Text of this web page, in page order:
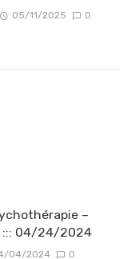
05/11/2025 0
–
::: 04/24/2024
04/2024 0